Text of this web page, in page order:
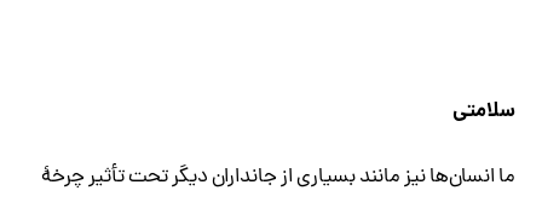
سلامتی
ما انسان‌ها نیز مانند بسیاری از جانداران دیگر تحت تأثیر چرخهٔ